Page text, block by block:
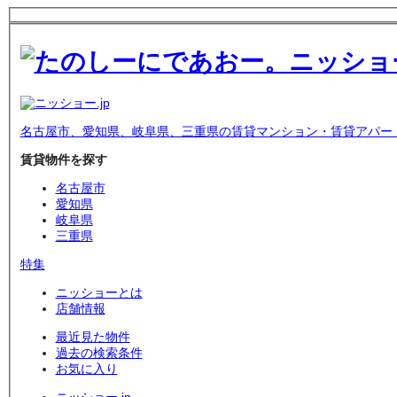
名古屋市、愛知県、岐阜県、三重県の賃貸マンション・賃貸アパー
賃貸物件を探す
名古屋市
愛知県
岐阜県
三重県
特集
ニッショーとは
店舗情報
最近見た物件
過去の検索条件
お気に入り